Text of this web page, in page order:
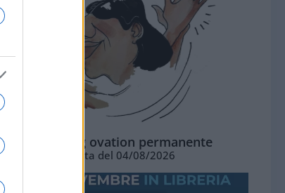
La standing ovation permanente
Vignetta del 04/08/2026